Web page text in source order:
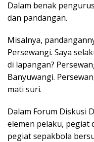
Dalam benak
dan pandangan.
Misalnya,
Persewangi. Saya
di lapangan?
Banyuwangi.
mati suri.
Dalam Forum Diskusi
elemen pelaku, pegiat
pegiat sepakbola